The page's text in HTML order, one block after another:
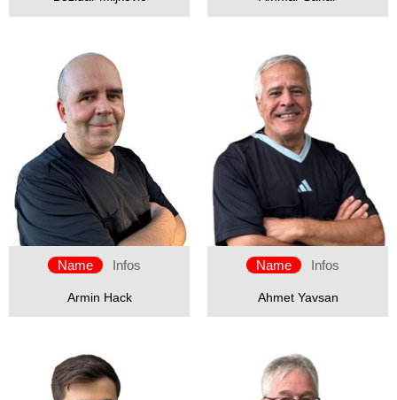
Name Infos
Armin Hack
Name Infos
Ahmet Yavsan